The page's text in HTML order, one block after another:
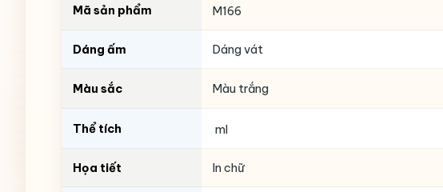
Mã sản phẩm M166
Dáng ấm Dáng vát
Màu sắc Màu trắng
Thể tích ml
Họa tiết In chữ